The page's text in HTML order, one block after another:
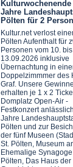
Kulturwochenende
Jahre
Pölten für 2
Kultur.net verlost
Pölten Aufenthalt für
Personen vom 10. bis
13.09.2026 inklusive
Übernachtung in
Doppelzimmmer des
Graf. Unsere
erhalten je 1 x 2
Domplatz Open-Air -
Festkonzert
Jahre
Pölten und zur
der fünf Museen
St. Pölten, Museum
Ehemalige Synagoge
Pölten, Das Haus der